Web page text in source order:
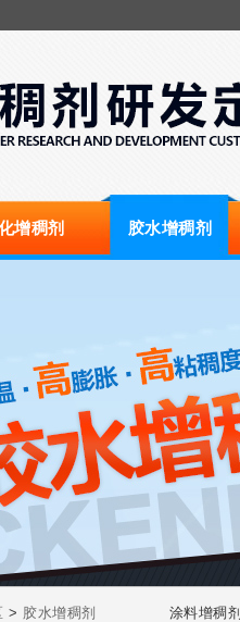
增稠剂 胶水增稠剂
> 胶水增稠剂 涂料增稠剂